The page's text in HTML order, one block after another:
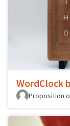
WordClock
Proposition